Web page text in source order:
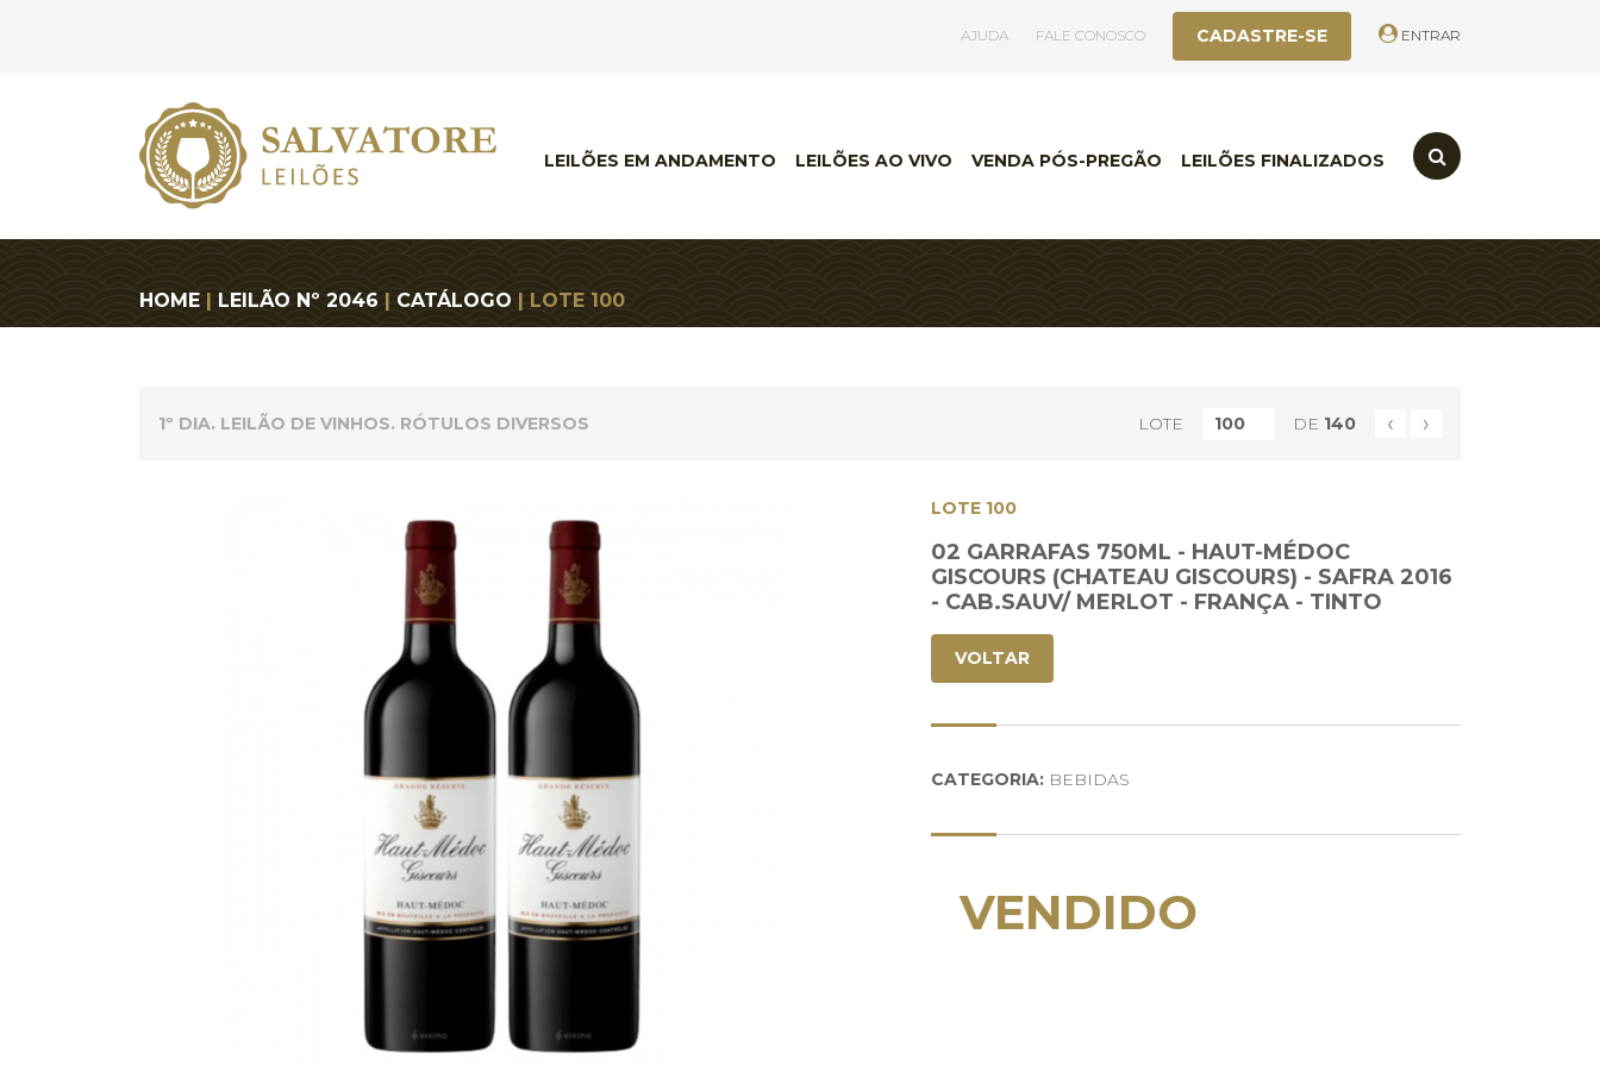
AJUDA FALE CONOSCO CADASTRE-SE ENTRAR
LEILÕES EM ANDAMENTO LEILÕES AO VIVO VENDA PÓS-PREGÃO LEILÕES FINALIZADOS
HOME LEILÃO Nº 2046 CATÁLOGO | LOTE 100
1º DIA. LEILÃO DE VINHOS. RÓTULOS DIVERSOS LOTE DE 140 ‹ ›
LOTE 100
02 GARRAFAS 750ML - HAUT-MÉDOC
GISCOURS (CHATEAU GISCOURS) - SAFRA 2016
- CAB.SAUV/ MERLOT - FRANÇA - TINTO
VOLTAR
CATEGORIA: BEBIDAS
VENDIDO